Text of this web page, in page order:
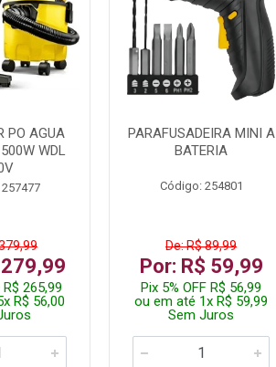
PO AGUA
WDL
R$ 265,99
R$ 56,00
PARAFUSADEIRA MINI A
BATERIA
Código: 254801
De: R$ 89,99
Por: R$ 59,99
Pix 5% OFF R$ 56,99
ou em até 1x R$ 59,99
Sem Juros